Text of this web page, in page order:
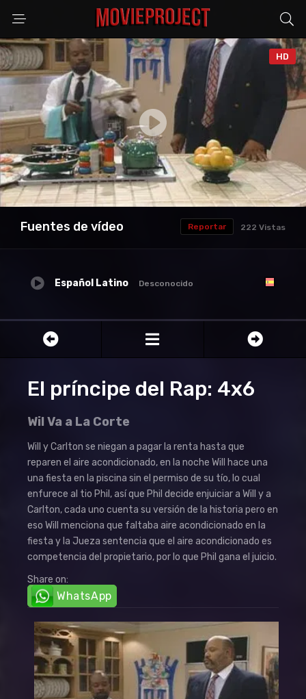
HD
Anuncio
Fuentes de vídeo 222 Vistas
Reportar
Español Latino Desconocido
El príncipe del Rap: 4x6
Wil Va a La Corte
Will y Carlton se niegan a pagar la renta hasta que
reparen el aire acondicionado, en la noche Will hace una
una fiesta en la piscina sin el permiso de su tío, lo cual
enfurece al tio Phil, así que Phil decide enjuiciar a Will y a
Carlton, cada uno cuenta su versión de la historia pero en
eso Will menciona que faltaba aire acondicionado en la
fiesta y la Jueza sentencia que el aire acondicionado es
competencia del propietario, por lo que Phil gana el juicio.
Share on:
WhatsApp